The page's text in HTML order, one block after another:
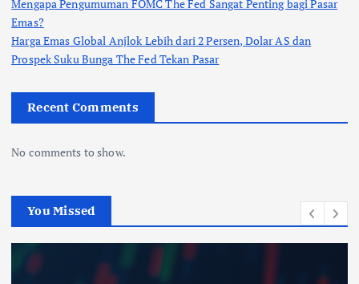
Mengapa Pengumuman FOMC The Fed Sangat Penting bagi Pasar
Emas?
Harga Emas Global Anjlok Lebih dari 2 Persen, Dolar AS dan
Prospek Suku Bunga The Fed Tekan Pasar
Recent Comments
No comments to show.
You Missed